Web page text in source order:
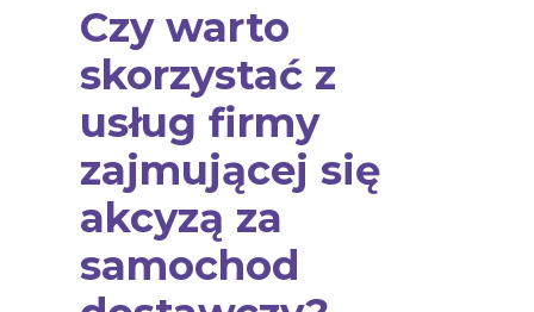
Czy warto
skorzystać z
usług firmy
zajmującej się
akcyzą za
samochod